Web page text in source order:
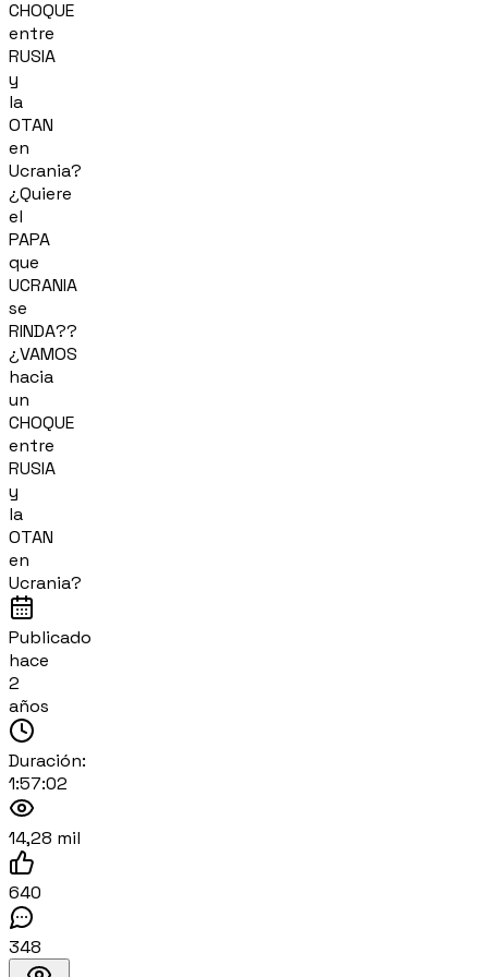
CHOQUE
entre
RUSIA
y
la
OTAN
en
Ucrania?
¿Quiere
el
PAPA
que
UCRANIA
se
RINDA??
¿VAMOS
hacia
un
CHOQUE
entre
RUSIA
y
la
OTAN
en
Ucrania?
Publicado
hace
2
años
Duración:
1:57:02
14,28 mil
640
348